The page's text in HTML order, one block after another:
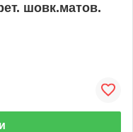
шовк.матов.